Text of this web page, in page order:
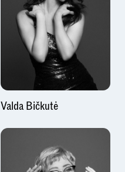
Valda Bičkutė